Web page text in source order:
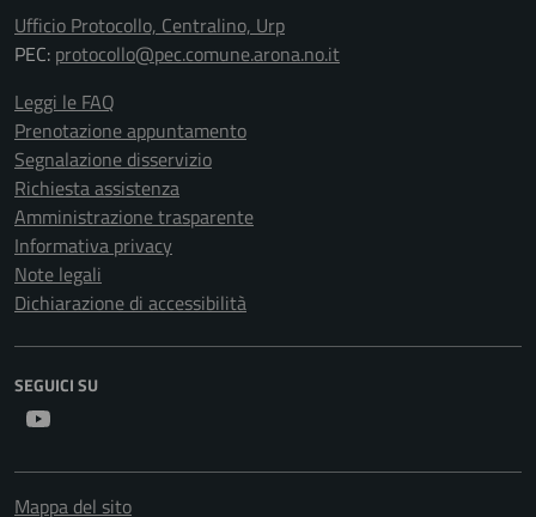
Ufficio Protocollo, Centralino, Urp
PEC: protocollo@pec.comune.arona.no.it
Leggi le FAQ
Prenotazione appuntamento
Segnalazione disservizio
Richiesta assistenza
Amministrazione trasparente
Informativa privacy
Note legali
Dichiarazione di accessibilità
SEGUICI SU
Mappa del sito